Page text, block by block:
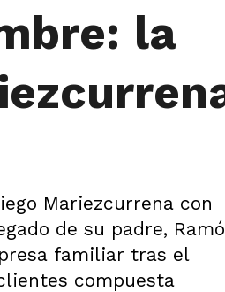
la
Mariezcurrena con
de su padre,
familiar tras el
compuesta